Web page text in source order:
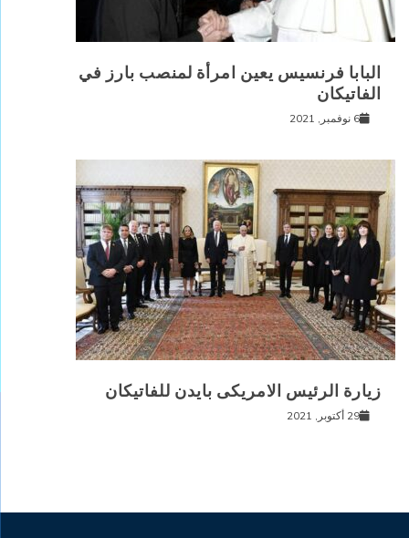
البابا فرنسيس يعين امرأة لمنصب بارز في
الفاتيكان
6 نوفمبر, 2021
زيارة الرئيس الامريكى بايدن للفاتيكان
29 أكتوبر, 2021